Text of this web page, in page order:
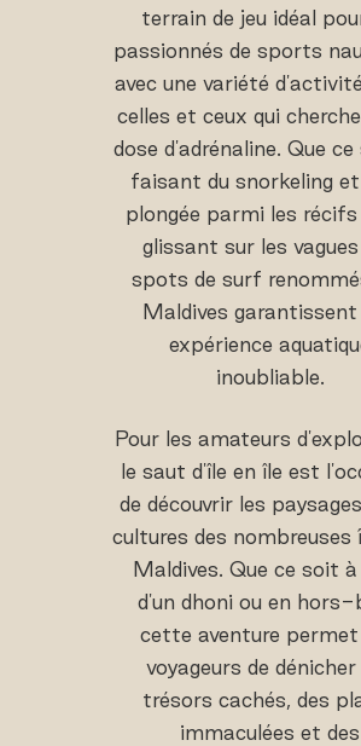
terrain de jeu idéal
passionnés de sports
avec une variété
celles et ceux qui
dose d'adrénaline. Que
faisant du snorkeling et
plongée parmi les récifs
glissant sur les vagues
spots de surf
Maldives garantissent
expérience
inoubliable.
Pour les amateurs
le saut d'île en île est
de découvrir les
cultures des nombreuses
Maldives. Que ce soit à
d'un dhoni ou en hors-
cette aventure permet
voyageurs de dénicher
trésors cachés, des
immaculées et des